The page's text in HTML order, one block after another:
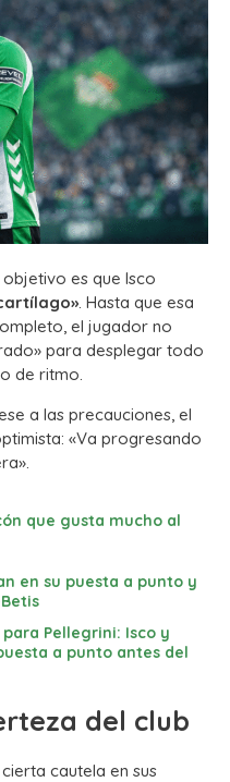
objetivo es que Isco
. Hasta que esa
el jugador no
para desplegar todo
de ritmo.
a las precauciones, el
«Va progresando
que gusta mucho al
en su puesta a punto y
Pellegrini: Isco y
a punto antes del
del club
cautela en sus